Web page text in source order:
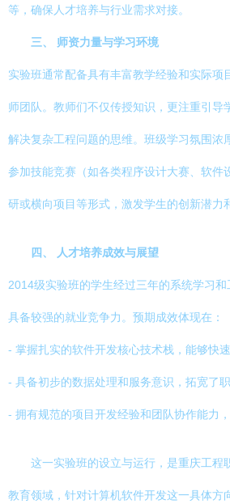
等，确保人才培养与行业需求对接。
三、 师资力量与学习环境
实验班通常配备具有丰富教学经验和实际项
师团队。教师们不仅传授知识，更注重引导
解决复杂工程问题的思维。班级学习氛围浓
参加技能竞赛（如各类程序设计大赛、软件
研或横向项目等形式，激发学生的创新潜力
四、 人才培养成效与展望
2014级实验班的学生经过三年的系统学习
具备较强的就业竞争力。预期成效体现在：
- 掌握扎实的软件开发核心技术栈，能够快
- 具备初步的数据处理和服务意识，拓宽了职
- 拥有规范的项目开发经验和团队协作能力
这一实验班的设立与运行，是重庆工程
教育领域，针对计算机软件开发这一具体方